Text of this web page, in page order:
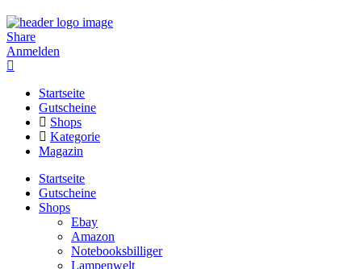
Share
Anmelden
Startseite
Gutscheine
Shops
Kategorie
Magazin
Startseite
Gutscheine
Shops
Ebay
Amazon
Notebooksbilliger
Lampenwelt